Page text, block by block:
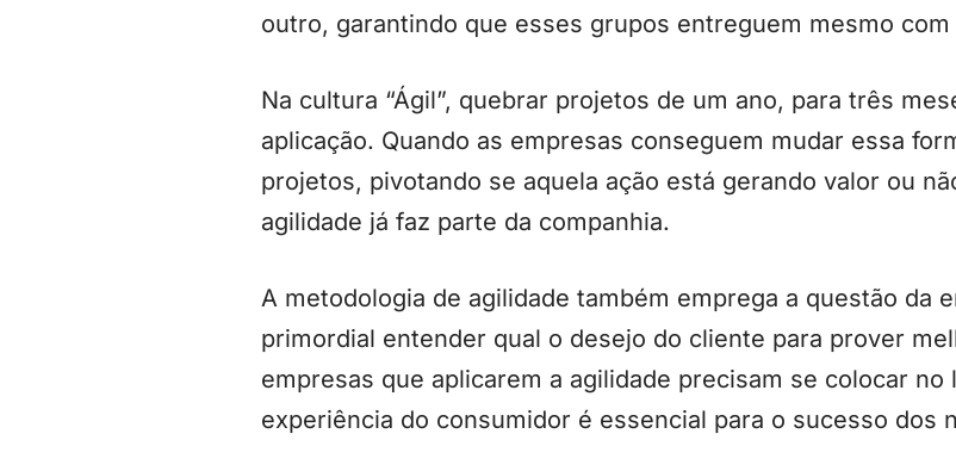
outro, garantindo que esses grupos entreguem mesmo
Na cultura “Ágil”, quebrar projetos de um ano, para três
aplicação. Quando as empresas conseguem mudar essa
projetos, pivotando se aquela ação está gerando valor ou
agilidade já faz parte da companhia.
A metodologia de agilidade também emprega a questão da
primordial entender qual o desejo do cliente para prover
empresas que aplicarem a agilidade precisam se colocar
experiência do consumidor é essencial para o sucesso dos